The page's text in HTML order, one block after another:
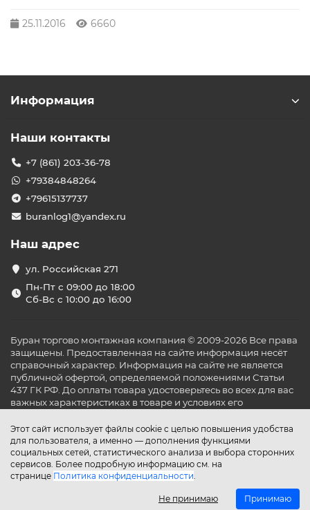
25.11.2016 6660
Этот сайт использует файлы cookie с целью повышения удобства
для пользователя, а именно — дополнения функциями
социальных сетей, статистического анализа и выбора сторонних
сервисов. Более подробную информацию см. на
странице Политика конфиденциальности.
Не принимаю Принимаю
Информация
Наши контакты
+7 (861) 203-36-78
+79384848264
+79615137737
buranlog1@yandex.ru
Наш адрес
ул. Российская 271
Пн-Пт с 09:00 до 18:00
Сб-Вс с 10:00 до 16:00
Буран торгово монтажная компания © 2009-2026 Все права
защищены. Предоставленная на сайте информация несёт
справочный характер. Информация на сайте не является
публичной офертой, определяемой положениями Статьи
437 ГК РФ. До оплаты товара удостоверьтесь во всех для вас
важных характеристиках в товаре и условиях его